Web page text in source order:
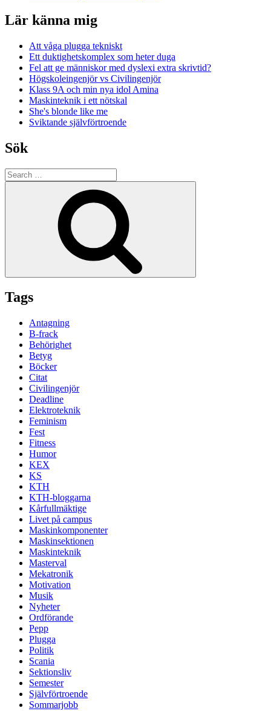
Lär känna mig
Att våga plugga tekniskt
Ett duktighetskomplex som heter duga
Fel att ge människor med dyslexi extra skrivtid?
Högskoleingenjör vs Civilingenjör
Klass 9A och min nya idol Amina
Maskinteknik i ett nötskal
She's blonde like me
Sviktande självförtroende
Sök
Search
for:
Tags
Antagning
B-frack
Behörighet
Betyg
Böcker
Citat
Civilingenjör
Deadline
Elektroteknik
Feminism
Fest
Fitness
Humor
KEX
KS
KTH
KTH-bloggarna
Kårfullmäktige
Livet på campus
Maskinkomponenter
Maskinsektionen
Maskinteknik
Masterval
Mekatronik
Motivation
Musik
Nyheter
Ordförande
Pepp
Plugga
Politik
Scania
Sektionsliv
Semester
Självförtroende
Sommarjobb